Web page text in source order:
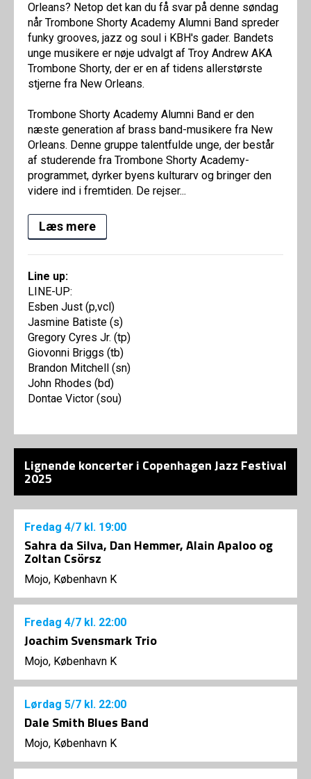
Orleans? Netop det kan du få svar på denne søndag
når Trombone Shorty Academy Alumni Band spreder
funky grooves, jazz og soul i KBH's gader. Bandets
unge musikere er nøje udvalgt af Troy Andrew AKA
Trombone Shorty, der er en af tidens allerstørste
stjerne fra New Orleans.
Trombone Shorty Academy Alumni Band er den
næste generation af brass band-musikere fra New
Orleans. Denne gruppe talentfulde unge, der består
af studerende fra Trombone Shorty Academy-
programmet, dyrker byens kulturarv og bringer den
videre ind i fremtiden. De rejser...
Læs mere
Line up:
LINE-UP:
Esben Just (p,vcl)
Jasmine Batiste (s)
Gregory Cyres Jr. (tp)
Giovonni Briggs (tb)
Brandon Mitchell (sn)
John Rhodes (bd)
Dontae Victor (sou)
Lignende koncerter i Copenhagen Jazz Festival
2025
Fredag 4/7 kl. 19:00
Sahra da Silva, Dan Hemmer, Alain Apaloo og
Zoltan Csörsz
Mojo, København K
Fredag 4/7 kl. 22:00
Joachim Svensmark Trio
Mojo, København K
Lørdag 5/7 kl. 22:00
Dale Smith Blues Band
Mojo, København K